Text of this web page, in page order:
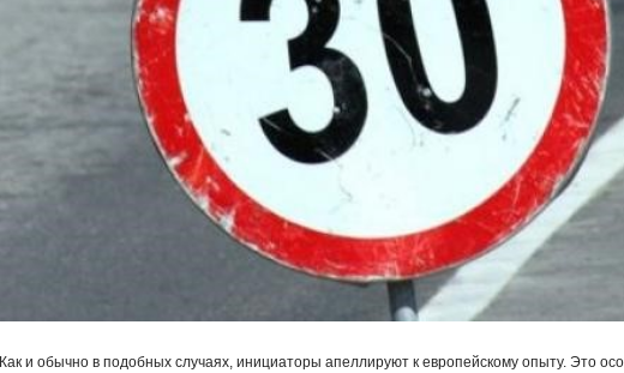
Как и обычно в подобных случаях, инициаторы апеллируют к европейскому опыту. Это